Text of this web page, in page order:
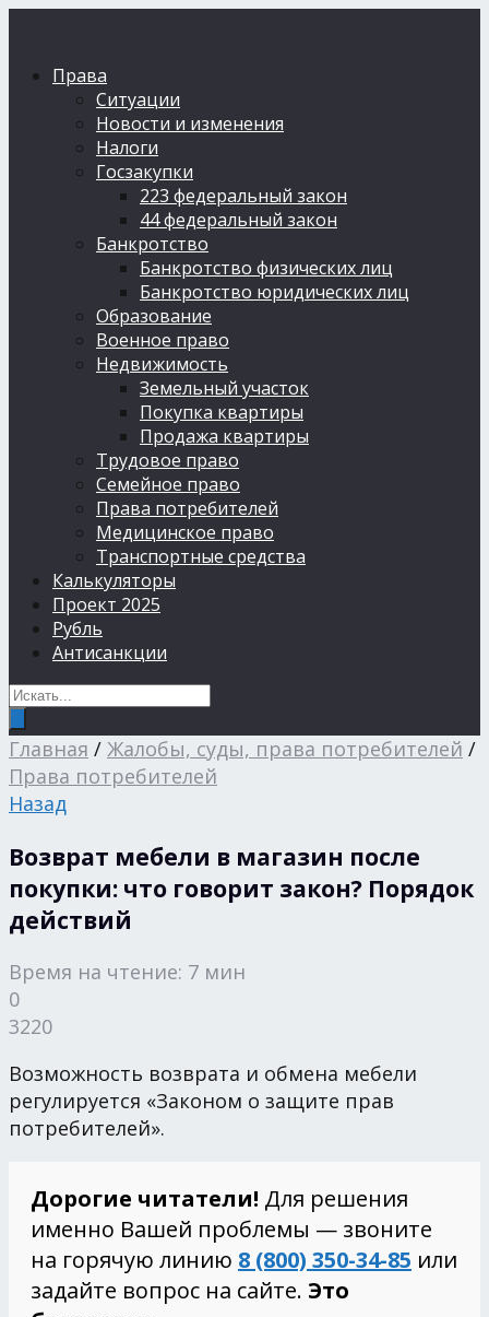
Права
Ситуации
Новости и изменения
Налоги
Госзакупки
223 федеральный закон
44 федеральный закон
Банкротство
Банкротство физических лиц
Банкротство юридических лиц
Образование
Военное право
Недвижимость
Земельный участок
Покупка квартиры
Продажа квартиры
Трудовое право
Семейное право
Права потребителей
Медицинское право
Транспортные средства
Калькуляторы
Проект 2025
Рубль
Антисанкции
Главная / Жалобы, суды, права потребителей /
Права потребителей
Назад
Возврат мебели в магазин после
покупки: что говорит закон? Порядок
действий
Время на чтение: 7 мин
0
3220
Возможность возврата и обмена мебели
регулируется «Законом о защите прав
потребителей».
Дорогие читатели! Для решения
именно Вашей проблемы — звоните
на горячую линию 8 (800) 350-34-85 или
задайте вопрос на сайте. Это